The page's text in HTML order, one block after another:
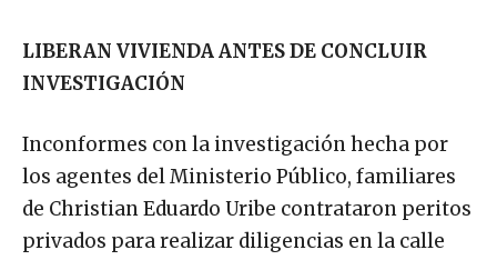
LIBERAN VIVIENDA ANTES DE CONCLUIR
INVESTIGACIÓN
Inconformes con la investigación hecha por
los agentes del Ministerio Público, familiares
de Christian Eduardo Uribe contrataron peritos
privados para realizar diligencias en la calle